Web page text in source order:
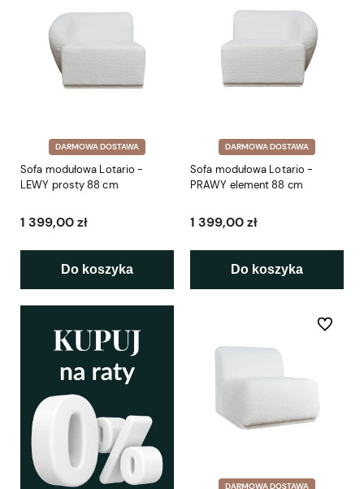
DARMOWA DOSTAWA
Sofa modułowa Lotario -
LEWY prosty 88 cm
1 399,00 zł
Do koszyka
DARMOWA DOSTAWA
Sofa modułowa Lotario -
PRAWY element 88 cm
1 399,00 zł
Do koszyka
DARMOWA DOSTAWA
Do